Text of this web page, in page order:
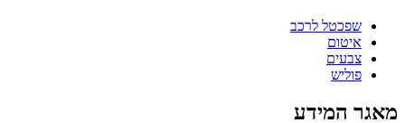
שפכטל לרכב
איטום
צבעים
פוליש
מאגר המידע